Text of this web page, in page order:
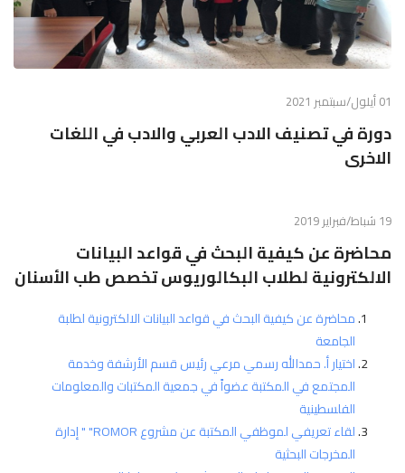
01 أيلول/سبتمبر 2021
دورة في تصنيف الادب العربي والادب في اللغات
الاخرى
19 شباط/فبراير 2019
محاضرة عن كيفية البحث في قواعد البيانات
الالكترونية لطلاب البكالوريوس تخصص طب الأسنان
محاضرة عن كيفية البحث في قواعد البيانات الالكترونية لطلبة
الجامعة
اختيار أ. حمدالله رسمي مرعي رئيس قسم الأرشفة وخدمة
المجتمع في المكتبة عضواً في جمعية المكتبات والمعلومات
الفلسطينية
لقاء تعريفي لموظفي المكتبة عن مشروع ROMOR" " إدارة
المخرجات البحثية